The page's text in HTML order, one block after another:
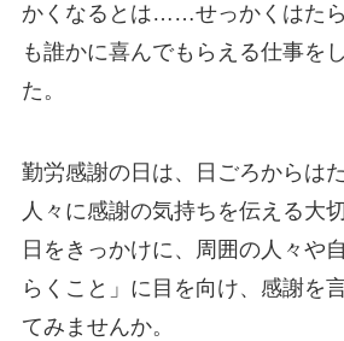
かくなるとは……せっかくはた
も誰かに喜んでもらえる仕事を
た。
勤労感謝の日は、日ごろからは
人々に感謝の気持ちを伝える大
日をきっかけに、周囲の人々や
らくこと」に目を向け、感謝を
てみませんか。